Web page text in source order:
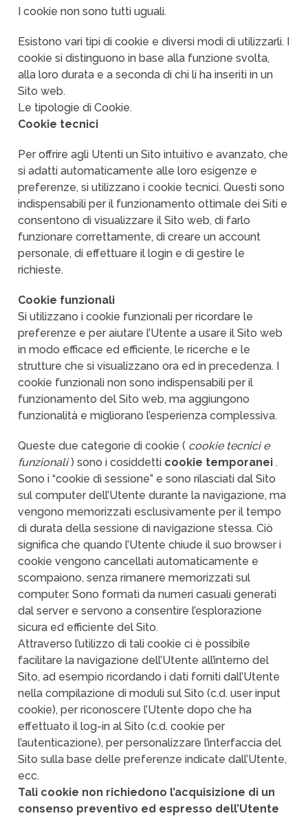
I cookie non sono tutti uguali.
Esistono vari tipi di cookie e diversi modi di utilizzarli. I
cookie si distinguono in base alla funzione svolta,
alla loro durata e a seconda di chi li ha inseriti in un
Sito web.
Le tipologie di Cookie.
Cookie tecnici
Per offrire agli Utenti un Sito intuitivo e avanzato, che
si adatti automaticamente alle loro esigenze e
preferenze, si utilizzano i cookie tecnici. Questi sono
indispensabili per il funzionamento ottimale dei Siti e
consentono di visualizzare il Sito web, di farlo
funzionare correttamente, di creare un account
personale, di effettuare il login e di gestire le
richieste.
Cookie funzionali
Si utilizzano i cookie funzionali per ricordare le
preferenze e per aiutare l’Utente a usare il Sito web
in modo efficace ed efficiente, le ricerche e le
strutture che si visualizzano ora ed in precedenza. I
cookie funzionali non sono indispensabili per il
funzionamento del Sito web, ma aggiungono
funzionalità e migliorano l’esperienza complessiva.
Queste due categorie di cookie ( cookie tecnici e
funzionali) sono i cosiddetti cookie temporanei.
Sono i “cookie di sessione” e sono rilasciati dal Sito
sul computer dell’Utente durante la navigazione, ma
vengono memorizzati esclusivamente per il tempo
di durata della sessione di navigazione stessa. Ciò
significa che quando l’Utente chiude il suo browser i
cookie vengono cancellati automaticamente e
scompaiono, senza rimanere memorizzati sul
computer. Sono formati da numeri casuali generati
dal server e servono a consentire l’esplorazione
sicura ed efficiente del Sito.
Attraverso l’utilizzo di tali cookie ci è possibile
facilitare la navigazione dell’Utente all’interno del
Sito, ad esempio ricordando i dati forniti dall’Utente
nella compilazione di moduli sul Sito (c.d. user input
cookie), per riconoscere l’Utente dopo che ha
effettuato il log-in al Sito (c.d. cookie per
l’autenticazione), per personalizzare l’interfaccia del
Sito sulla base delle preferenze indicate dall’Utente,
ecc.
Tali cookie non richiedono l’acquisizione di un
consenso preventivo ed espresso dell’Utente